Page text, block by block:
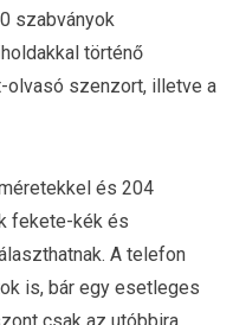
szabványok
történő
olvasó szenzort, illetve a
és 204
fekete-kék és
A telefon
is, bár egy esetleges